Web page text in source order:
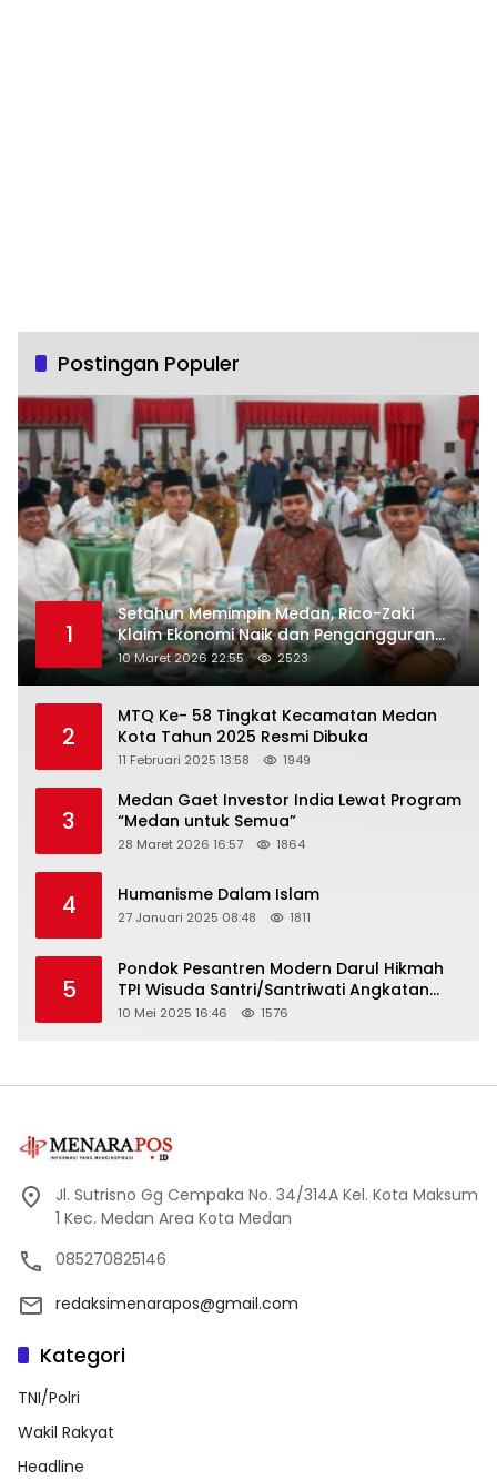
Postingan Populer
1
Setahun Memimpin Medan, Rico-Zaki
Klaim Ekonomi Naik dan Pengangguran
Turun
10 Maret 2026 22:55 2523
2
MTQ Ke- 58 Tingkat Kecamatan Medan
Kota Tahun 2025 Resmi Dibuka
11 Februari 2025 13:58 1949
3
Medan Gaet Investor India Lewat Program
“Medan untuk Semua”
28 Maret 2026 16:57 1864
4 Humanisme Dalam Islam
27 Januari 2025 08:48 1811
5
Pondok Pesantren Modern Darul Hikmah
TPI Wisuda Santri/Santriwati Angkatan
XXXIII
10 Mei 2025 16:46 1576
Jl. Sutrisno Gg Cempaka No. 34/314A Kel. Kota Maksum
1 Kec. Medan Area Kota Medan
085270825146
redaksimenarapos@gmail.com
Kategori
TNI/Polri
Wakil Rakyat
Headline